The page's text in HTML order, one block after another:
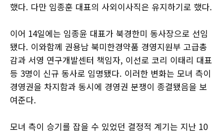
했다. 다만 임종훈 대표의 사외이사직은 유지하기로 했다.
이어 14일에는 임종윤 대표가 북경한미 동사장으로 선임
됐다. 이와함께 권용남 북미한경약품 경영지원부 고급총
감과 서영 연구개발센터 책임자, 이선로 코리 이태리 대표
등 3명이 신규 동사로 임명됐다. 이러한 변화는 모녀 측이
경영권을 차지함과 동시에 경영권 분쟁이 종결됐음을 보
여준다.
모녀 측이 승기를 잡을 수 있었던 결정적 계기는 지난 10